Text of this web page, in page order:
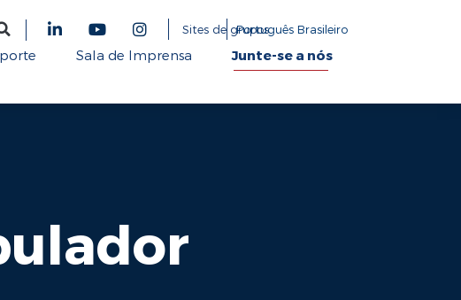
Sala de Imprensa Junte-se a nós
Sites de gruposPortuguês Brasileiro